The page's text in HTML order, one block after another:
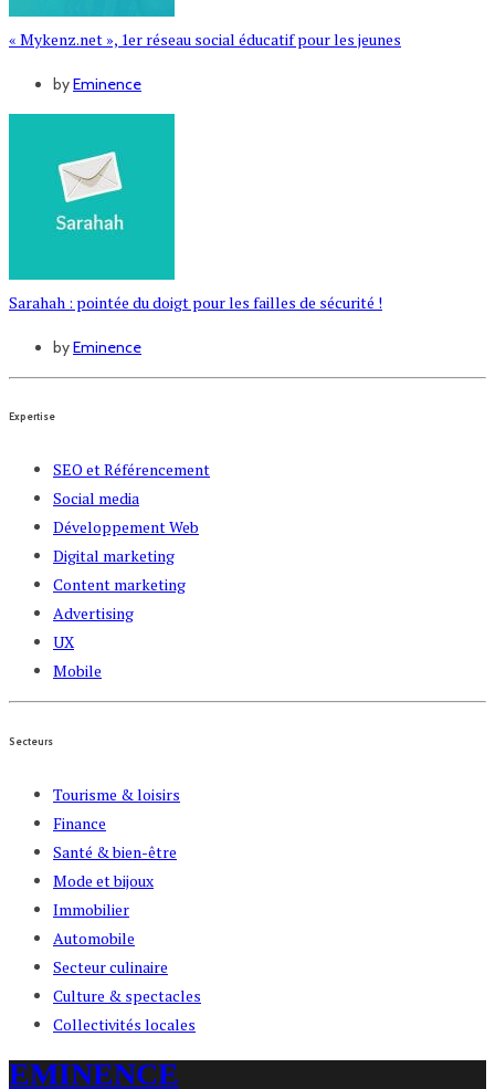
« Mykenz.net », 1er réseau social éducatif pour les jeunes
byEminence
Sarahah : pointée du doigt pour les failles de sécurité !
byEminence
Expertise
SEO et Référencement
Social media
Développement Web
Digital marketing
Content marketing
Advertising
UX
Mobile
Secteurs
Tourisme & loisirs
Finance
Santé & bien-être
Mode et bijoux
Immobilier
Automobile
Secteur culinaire
Culture & spectacles
Collectivités locales
EMINENCE